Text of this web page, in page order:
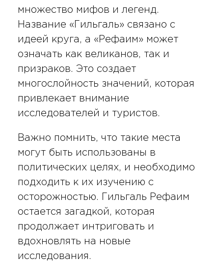
множество мифов и легенд.
Название «Гильгаль» связано с
идеей круга, а «Рефаим» может
означать как великанов, так и
призраков. Это создает
многослойность значений, которая
привлекает внимание
исследователей и туристов.
Важно помнить, что такие места
могут быть использованы в
политических целях, и необходимо
подходить к их изучению с
осторожностью. Гильгаль Рефаим
остается загадкой, которая
продолжает интриговать и
вдохновлять на новые
исследования.